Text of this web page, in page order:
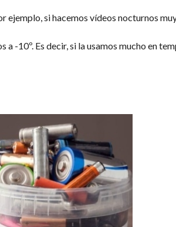
ejemplo, si hacemos vídeos nocturnos
a -10º. Es decir, si la usamos mucho en